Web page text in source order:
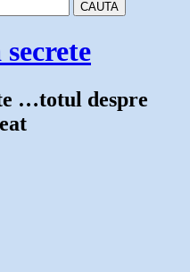
…totul despre